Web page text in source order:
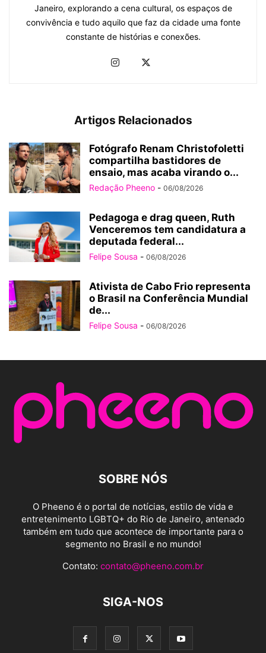
Janeiro, explorando a cena cultural, os espaços de
convivência e tudo aquilo que faz da cidade uma fonte
constante de histórias e conexões.
Artigos Relacionados
Fotógrafo Renam Christofoletti
compartilha bastidores de
ensaio, mas acaba virando o...
Redação Pheeno - 06/08/2026
Pedagoga e drag queen, Ruth
Venceremos tem candidatura a
deputada federal...
Felipe Sousa - 06/08/2026
Ativista de Cabo Frio representa
o Brasil na Conferência Mundial
de...
Felipe Sousa - 06/08/2026
SOBRE NÓS
O Pheeno é o portal de notícias, estilo de vida e
entretenimento LGBTQ+ do Rio de Janeiro, antenado
também em tudo que acontece de importante para o
segmento no Brasil e no mundo!
Contato: contato@pheeno.com.br
SIGA-NOS